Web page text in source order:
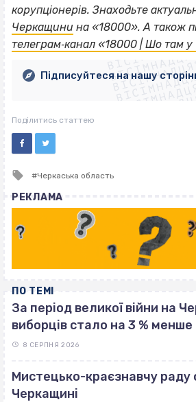
корупціонерів. Знаходьте
Черкащини на «18000». А також
телеграм‐канал «18000 | Шо там
Підписуйтеся на нашу
Поділитись статтею
Tagged
Черкаська область
РЕКЛАМА
ПО ТЕМІ
За період великої війни на
виборців стало на 3 % менше
8 СЕРПНЯ 2026
Мистецько-краєзнавчу раду
Черкащині